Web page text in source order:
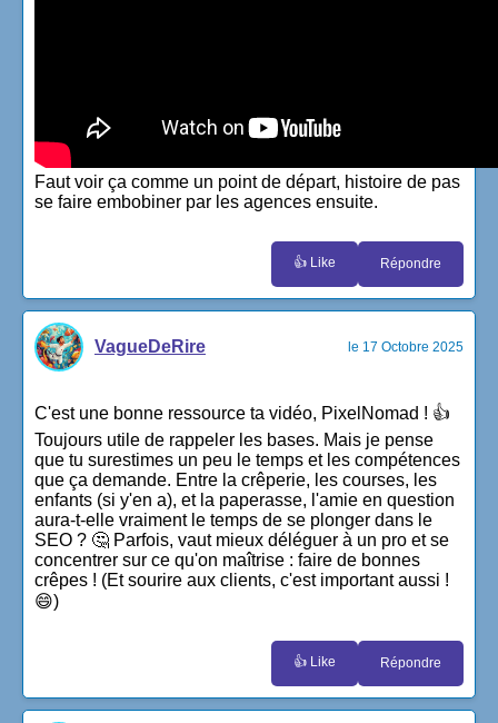
Faut voir ça comme un point de départ, histoire de pas
se faire embobiner par les agences ensuite.
👍 Like Répondre
VagueDeRire le 17 Octobre 2025
C'est une bonne ressource ta vidéo, PixelNomad ! 👍
Toujours utile de rappeler les bases. Mais je pense
que tu surestimes un peu le temps et les compétences
que ça demande. Entre la crêperie, les courses, les
enfants (si y'en a), et la paperasse, l'amie en question
aura-t-elle vraiment le temps de se plonger dans le
SEO ? 🤔 Parfois, vaut mieux déléguer à un pro et se
concentrer sur ce qu'on maîtrise : faire de bonnes
crêpes ! (Et sourire aux clients, c'est important aussi !
😄)
👍 Like Répondre